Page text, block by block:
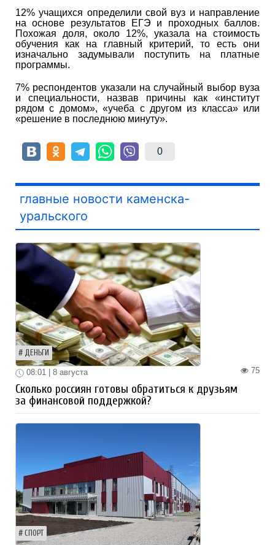
12% учащихся определили свой вуз и направление
на основе результатов ЕГЭ и проходных баллов.
Похожая доля, около 12%, указала на стоимость
обучения как на главный критерий, то есть они
изначально задумывали поступить на платные
программы.
7% респондентов указали на случайный выбор вуза
и специальности, назвав причины как «институт
рядом с домом», «учеба с другом из класса» или
«решение в последнюю минуту».
0
главные новости каменска-
уральского
ДЕНЬГИ
75
08:01 | 8 августа
Сколько россиян готовы обратиться к друзьям
за финансовой поддержкой?
СПОРТ